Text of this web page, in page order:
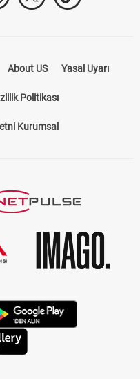
About US Yasal Uyarı
Politikası
Kurumsal